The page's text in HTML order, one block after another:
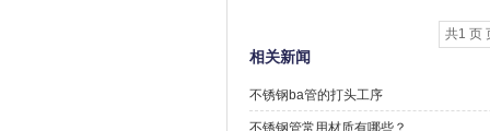
共1 页
相关新闻
不锈钢ba管的打头工序
不锈钢管常用材质有哪些？